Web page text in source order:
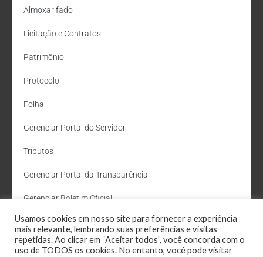
Almoxarifado
Licitação e Contratos
Patrimônio
Protocolo
Folha
Gerenciar Portal do Servidor
Tributos
Gerenciar Portal da Transparência
Gerenciar Boletim Oficial
Departamento de Água e Esgoto
Administração Site
Usamos cookies em nosso site para fornecer a experiência
mais relevante, lembrando suas preferências e visitas
repetidas. Ao clicar em “Aceitar todos”, você concorda com o
uso de TODOS os cookies. No entanto, você pode visitar